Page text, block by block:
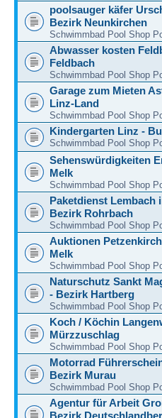
poolsauger käfer
Bezirk Neunkirchen
Schwimmbad Pool Shop
Abwasser kosten
Feldbach
Schwimmbad Pool Shop
Garage zum Mieten
Linz-Land
Schwimmbad Pool Shop
Kindergarten Linz -
Schwimmbad Pool Shop
Sehenswürdigkeiten
Melk
Schwimmbad Pool Shop
Paketdienst Lembach
Bezirk Rohrbach
Schwimmbad Pool Shop
Auktionen
Melk
Schwimmbad Pool Shop
Naturschutz Sankt
- Bezirk Hartberg
Schwimmbad Pool Shop
Koch / Köchin
Mürzzuschlag
Schwimmbad Pool Shop
Motorrad
Bezirk Murau
Schwimmbad Pool Shop
Agentur für Arbeit
Bezirk